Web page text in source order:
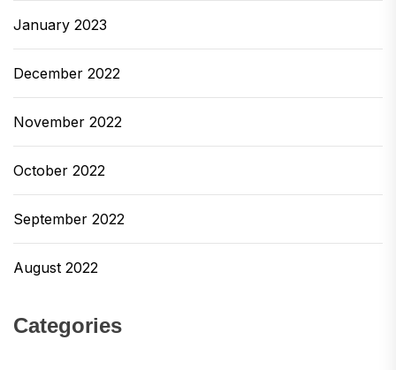
January 2023
December 2022
November 2022
October 2022
September 2022
August 2022
Categories